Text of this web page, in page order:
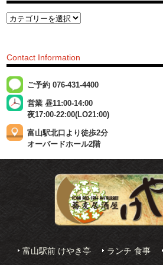
Contact Information
ご予約 076-431-4400
営業 昼11:00-14:00
夜17:00-22:00(LO21:00)
富山駅北口より徒歩2分
オーバードホール2階
富山駅前 けやき亭 ランチ 食事